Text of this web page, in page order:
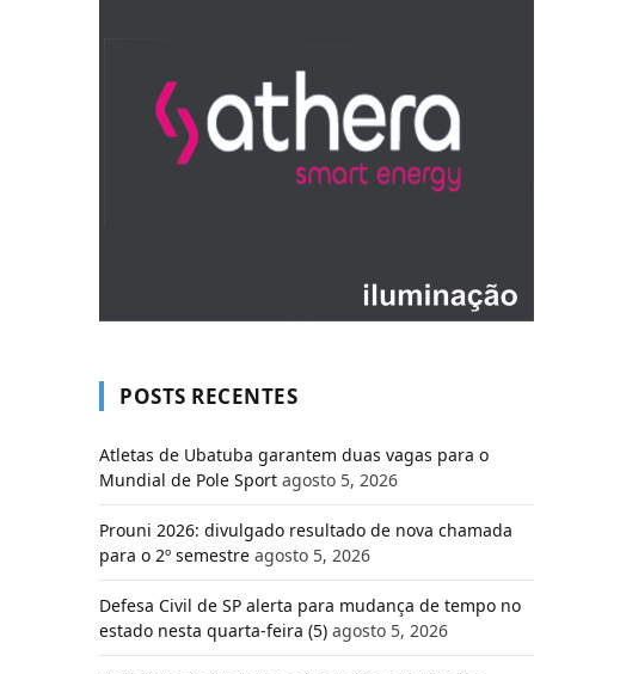
POSTS RECENTES
Atletas de Ubatuba garantem duas vagas para o
Mundial de Pole Sport agosto 5, 2026
Prouni 2026: divulgado resultado de nova chamada
para o 2º semestre agosto 5, 2026
Defesa Civil de SP alerta para mudança de tempo no
estado nesta quarta-feira (5) agosto 5, 2026